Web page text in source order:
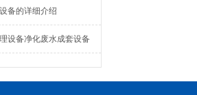
备的详细介绍
设备净化废水成套设备